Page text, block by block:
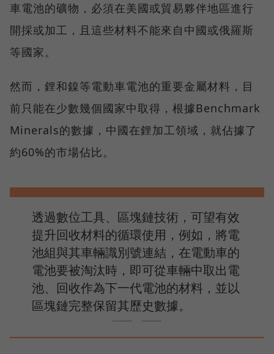
車電池的礦物，必須在美國或貿易夥伴地區進行
開採或加工，且這些材料不能來自中國或俄羅斯
等國家。
然而，鋰和鎳等電動車電池的重要金屬材料，目
前只能在少數幾個國家中取得，根據Benchmark
Minerals的數據，中國在鋰加工領域，就佔據了
約60%的市場佔比。
透過數位工具、區塊鏈技術，可望有效
提升回收材料的循環使用，例如，將電
池組與其車輛識別號連結，在電動車的
電池要被淘汰時，即可從車輛中取出電
池、回收作為下一代電池的材料，並以
區塊鏈完整保留其歷史數據。